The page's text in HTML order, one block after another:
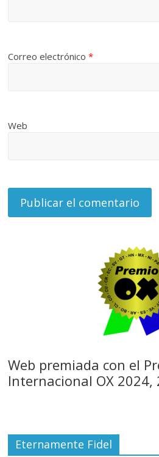
Correo electrónico*
Web
Web premiada con el
Internacional OX 2024,
Eternamente Fidel